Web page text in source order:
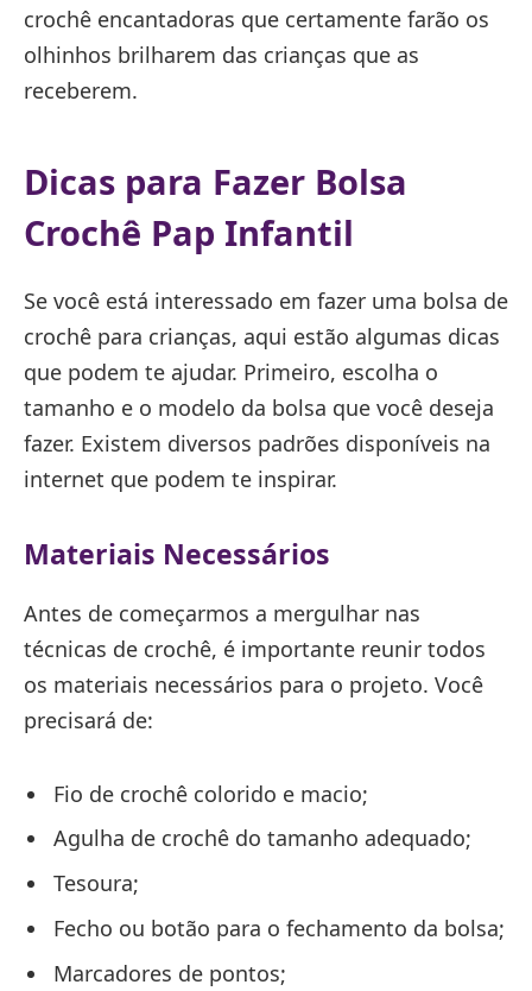
crochê encantadoras que certamente farão os
olhinhos brilharem das crianças que as
receberem.
Dicas para Fazer Bolsa
Crochê Pap Infantil
Se você está interessado em fazer uma bolsa de
crochê para crianças, aqui estão algumas dicas
que podem te ajudar. Primeiro, escolha o
tamanho e o modelo da bolsa que você deseja
fazer. Existem diversos padrões disponíveis na
internet que podem te inspirar.
Materiais Necessários
Antes de começarmos a mergulhar nas
técnicas de crochê, é importante reunir todos
os materiais necessários para o projeto. Você
precisará de:
Fio de crochê colorido e macio;
Agulha de crochê do tamanho adequado;
Tesoura;
Fecho ou botão para o fechamento da bolsa;
Marcadores de pontos;